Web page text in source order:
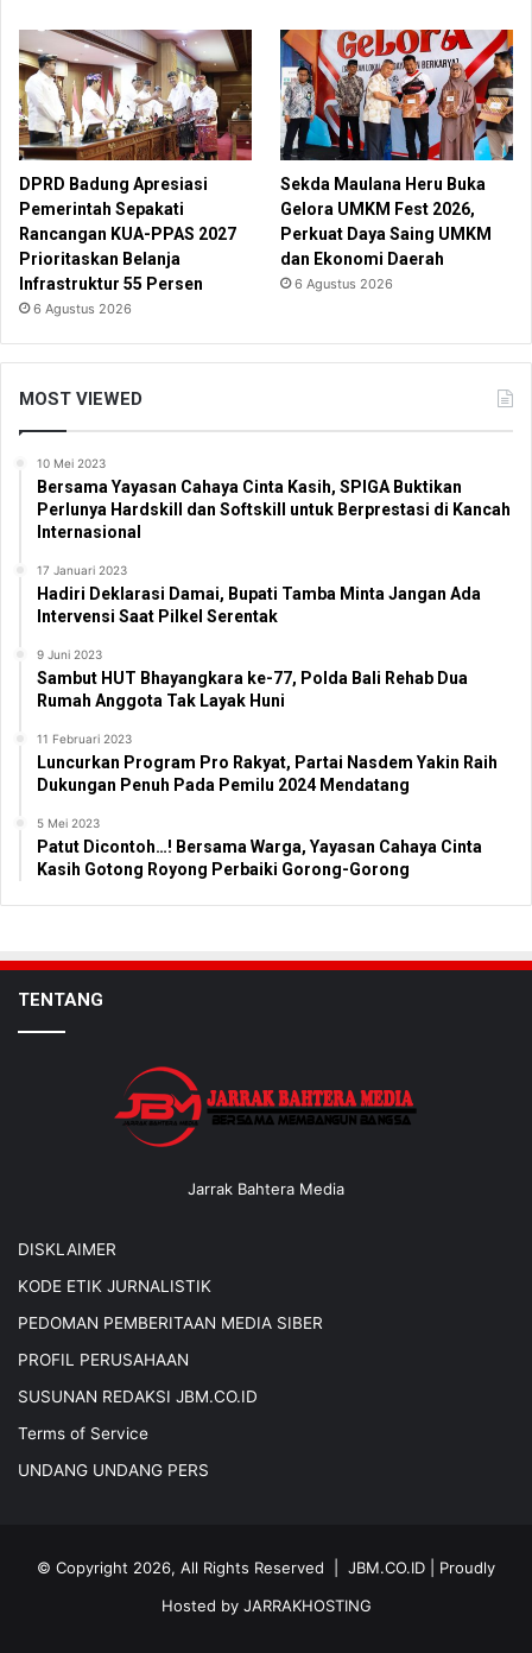
DPRD Badung Apresiasi
Pemerintah Sepakati
Rancangan KUA-PPAS 2027
Prioritaskan Belanja
Infrastruktur 55 Persen
6 Agustus 2026
Sekda Maulana Heru Buka
Gelora UMKM Fest 2026,
Perkuat Daya Saing UMKM
dan Ekonomi Daerah
6 Agustus 2026
MOST VIEWED
10 Mei 2023
Bersama Yayasan Cahaya Cinta Kasih, SPIGA Buktikan
Perlunya Hardskill dan Softskill untuk Berprestasi di Kancah
Internasional
17 Januari 2023
Hadiri Deklarasi Damai, Bupati Tamba Minta Jangan Ada
Intervensi Saat Pilkel Serentak
9 Juni 2023
Sambut HUT Bhayangkara ke-77, Polda Bali Rehab Dua
Rumah Anggota Tak Layak Huni
11 Februari 2023
Luncurkan Program Pro Rakyat, Partai Nasdem Yakin Raih
Dukungan Penuh Pada Pemilu 2024 Mendatang
5 Mei 2023
Patut Dicontoh…! Bersama Warga, Yayasan Cahaya Cinta
Kasih Gotong Royong Perbaiki Gorong-Gorong
TENTANG
Jarrak Bahtera Media
DISKLAIMER
KODE ETIK JURNALISTIK
PEDOMAN PEMBERITAAN MEDIA SIBER
PROFIL PERUSAHAAN
SUSUNAN REDAKSI JBM.CO.ID
Terms of Service
UNDANG UNDANG PERS
© Copyright 2026, All Rights Reserved | JBM.CO.ID | Proudly
Hosted by JARRAKHOSTING